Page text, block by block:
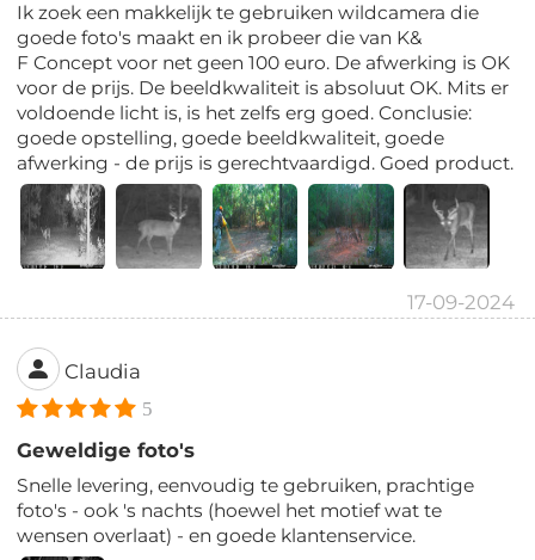
Ik zoek een makkelijk te gebruiken wildcamera die
goede foto's maakt en ik probeer die van K&
F Concept voor net geen 100 euro. De afwerking is OK
voor de prijs. De beeldkwaliteit is absoluut OK. Mits er
voldoende licht is, is het zelfs erg goed. Conclusie:
goede opstelling, goede beeldkwaliteit, goede
afwerking - de prijs is gerechtvaardigd. Goed product.
17-09-2024
Claudia
5
Geweldige foto's
Snelle levering, eenvoudig te gebruiken, prachtige
foto's - ook 's nachts (hoewel het motief wat te
wensen overlaat) - en goede klantenservice.